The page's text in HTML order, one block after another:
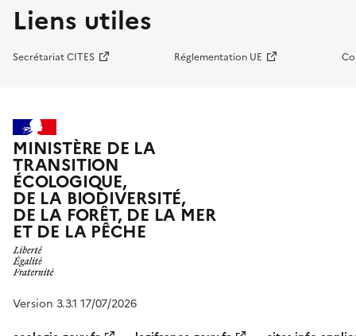
Liens utiles
Secrétariat CITES Réglementation UE
MINISTÈRE DE LA
TRANSITION
ÉCOLOGIQUE,
DE LA BIODIVERSITÉ,
DE LA FORÊT, DE LA MER
ET DE LA PÊCHE
Version 3.3.1 17/07/2026